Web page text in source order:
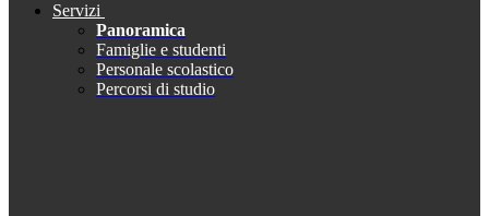
Servizi
Panoramica
Famiglie e studenti
Personale scolastico
Percorsi di studio